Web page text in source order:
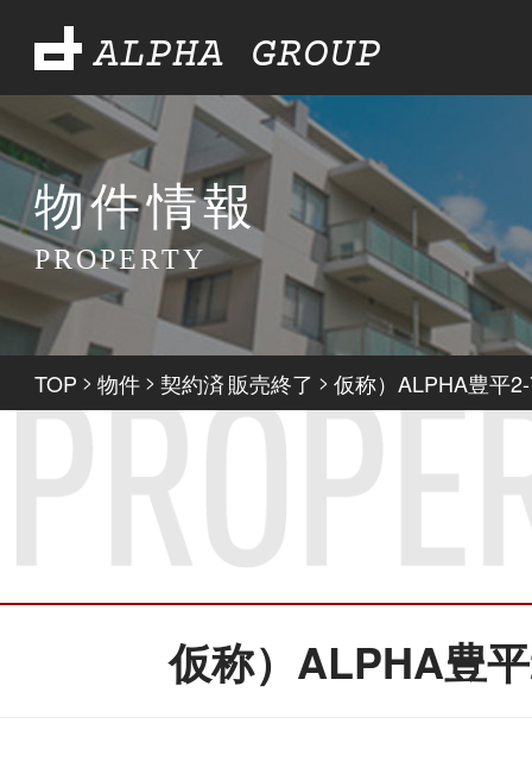
ALPHA GROUP
物件情報
PROPERTY
TOP > 物件 > 契約済販売終了 > 仮称）ALPHA豊平
仮称）ALPHA豊